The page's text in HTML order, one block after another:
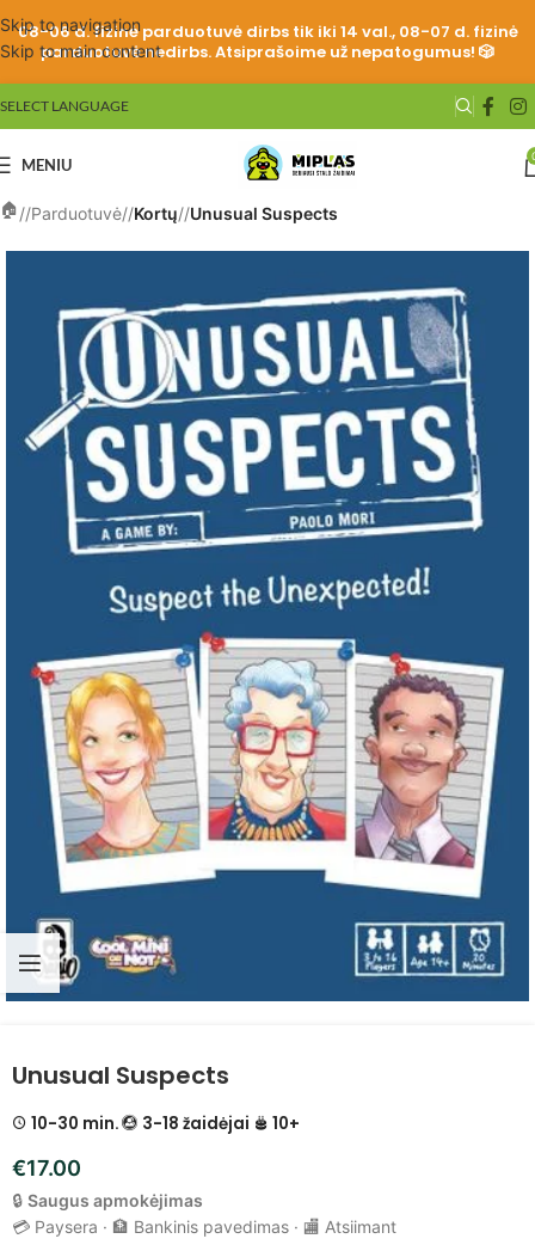
Skip to navigation
Skip to main content
08-06 d. fizinė parduotuvė dirbs tik iki 14 val., 08-07 d. fizinė
parduotuvė nedirbs. Atsiprašoime už nepatogumus! 🎲
SELECT LANGUAGE
MENIU
/ Parduotuvė/ Kortų/ Unusual Suspects
Unusual Suspects
10-30 min. 3-18 žaidėjai 10+
€17.00
🔒 Saugus apmokėjimas
💳 Paysera · 🏦 Bankinis pavedimas · 🏬 Atsiimant